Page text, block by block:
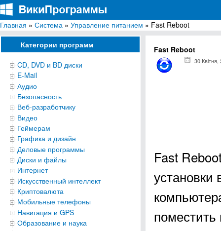
ВикиПрограммы
Энциклопедия бесплатных компьютерных программ для Windows
Главная » Система » Управление питанием » Fast Reboot
Категории программ
CD, DVD и BD диски
E-Mail
Аудио
Безопасность
Веб-разработчику
Видео
Геймерам
Графика и дизайн
Деловые программы
Диски и файлы
Интернет
Искусственный интеллект
Криптовалюта
Мобильные телефоны
Навигация и GPS
Образование и наука
Fast Reboot
30 Квітня,
Fast
установки
поместить